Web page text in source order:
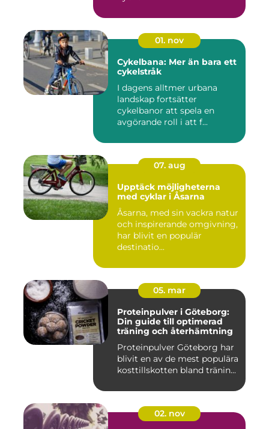
01. nov
Cykelbana: Mer än bara ett
cykelstråk
I dagens alltmer urbana
landskap fortsätter
cykelbanor att spela en
avgörande roll i att f...
07. aug
Upptäck möjligheterna
med cyklar i Åsarna
Åsarna, med sin vackra natur
och inspirerande omgivning,
har blivit en populär
destinatio...
05. mar
Proteinpulver i Göteborg:
Din guide till optimerad
träning och återhämtning
Proteinpulver Göteborg har
blivit en av de mest populära
kosttillskotten bland tränin...
02. nov